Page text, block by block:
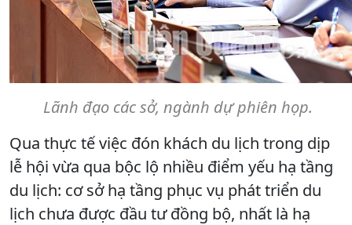
Lãnh đạo các sở, ngành dự phiên họp.
Qua thực tế việc đón khách du lịch trong dịp
lễ hội vừa qua bộc lộ nhiều điểm yếu hạ tầng
du lịch: cơ sở hạ tầng phục vụ phát triển du
lịch chưa được đầu tư đồng bộ, nhất là hạ